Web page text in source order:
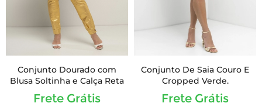
Conjunto Dourado com
Blusa Soltinha e Calça Reta
Frete Grátis
Conjunto De Saia Couro E
Cropped Verde.
Frete Grátis